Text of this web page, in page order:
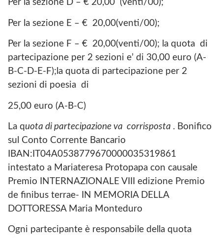
Per la sezione D – € 20,00 (venti/00);
Per la sezione E – € 20,00(venti/00);
Per la sezione F – € 20,00(venti/00); la quota di
partecipazione per 2 sezioni e’ di 30,00 euro (A-
B-C-D-E-F);la quota di partecipazione per 2
sezioni di poesia di
25,00 euro (A-B-C)
La quota di partecipazione va corrisposta . Bonifico
sul Conto Corrente Bancario
IBAN:IT04A0538779670000035319861
intestato a Mariateresa Protopapa con causale
Premio INTERNAZIONALE VIII edizione Premio
de finibus terrae- IN MEMORIA DELLA
DOTTORESSA Maria Monteduro
Ogni partecipante è responsabile della quota